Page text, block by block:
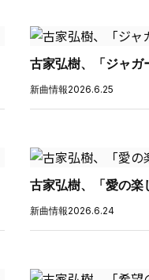
古家弘樹、「ジャガ
新曲情報2026.6.25
古家弘樹、「愛の楽
新曲情報2026.6.24